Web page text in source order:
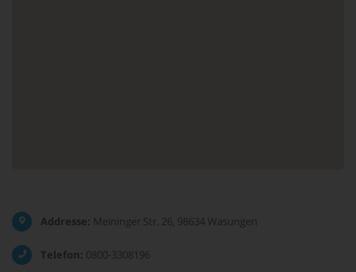
Addresse: Meininger Str. 26, 98634 Wasungen
Telefon: 0800-3308196